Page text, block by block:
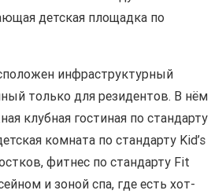
детская площадка по
инфраструктурный
только для резидентов. В нём
клубная гостиная по стандарту
комната по стандарту Kid’s
фитнес по стандарту Fit
и зоной спа, где есть хот-